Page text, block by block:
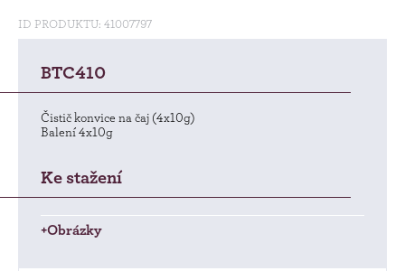
ID PRODUKTU: 41007797
BTC410
Čistič konvice na čaj (4x10g)
Balení 4x10g
Ke stažení
+Obrázky